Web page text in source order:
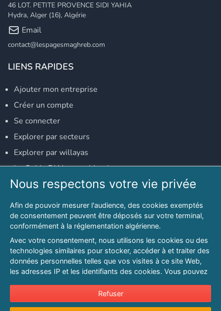
46 LOT. PETITE PROVENCE SIDI YAHIA
Hydra, Alger (16), Algérie
Email
contact@lespagesmaghreb.com
LIENS RAPIDES
Ajouter mon entreprise
Créer un compte
Se connecter
Explorer par secteurs
Explorer par willayas
Le Guide D'Alger, guide-alger.com
NOS RÉSEAUX SOCIAUX
Notre page Facebook
Notre page LinkedIn
Notre page Instagram
Notre page Twitter
© 2026 PAGESMAGHREB.COM. ALL RIGHTS RESERVED
Nous respectons votre vie privée
Afin de pouvoir mesurer l'audience, des cookies exemptés
de consentement peuvent être déposés sur votre terminal,
conformément à la réglementation algérienne.
Avec votre consentement, nous utilisons les cookies ou des
technologies similaires pour stocker, accéder à et traiter des
données personnelles telles que vos visites à ce site Web,
les adresses IP et les identifiants des cookies. Vous pouvez
sur l'intérêt légitime à tout moment en cliquant sur « Refuser
».
Refuser